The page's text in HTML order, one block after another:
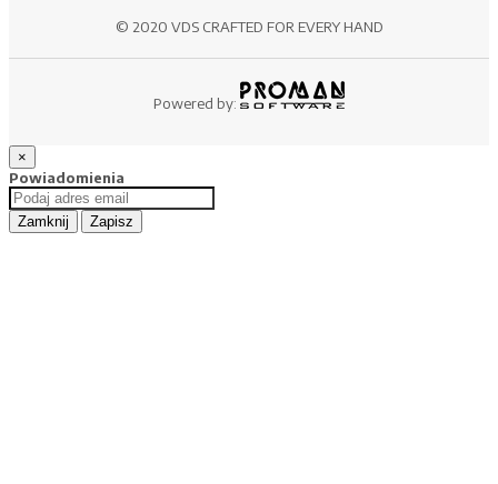
© 2020 VDS CRAFTED FOR EVERY HAND
Powered by:
×
Powiadomienia
Zamknij Zapisz